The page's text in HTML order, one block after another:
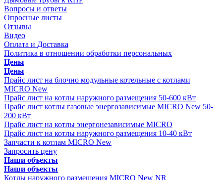
Вопросы и ответы
Опросные листы
Отзывы
Видео
Оплата и Доставка
Политика в отношении обработки персональных
Цены
Цены
Прайс лист на блочно модульные котельные с котлами
MICRO New
Прайс лист на котлы наружного размещения 50-600 кВт
Прайс лист котлы газовые энергозависимые MICRO New 50-
200 кВт
Прайс лист на котлы энергонезависимые MICRO
Прайс лист на котлы наружного размещения 10-40 кВт
Запчасти к котлам MICRO New
Запросить цену
Наши объекты
Наши объекты
Котлы наружного размещения MICRO New NR